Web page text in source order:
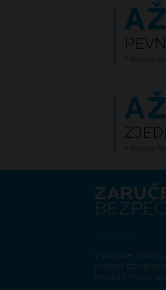
* Klinické
* Klinické
V prípade
reakcie počas
produkt vracia